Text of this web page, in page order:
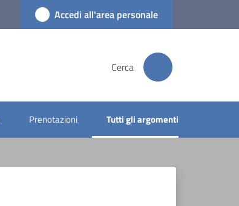
Accedi all'area personale
Cerca
Prenotazioni Tutti gli argomenti
Menu selezionato